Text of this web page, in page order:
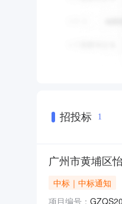
招投标 1
广州市黄埔区
中标｜中标通知
项目编号：